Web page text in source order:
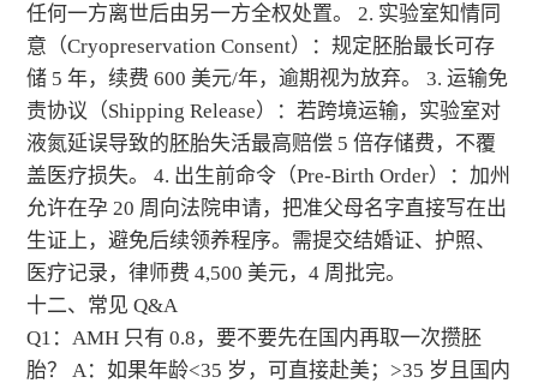
任何一方离世后由另一方全权处置。 2. 实验室知情同
意（Cryopreservation Consent）：规定胚胎最长可存
储 5 年，续费 600 美元/年，逾期视为放弃。 3. 运输免
责协议（Shipping Release）：若跨境运输，实验室对
液氮延误导致的胚胎失活最高赔偿 5 倍存储费，不覆
盖医疗损失。 4. 出生前命令（Pre-Birth Order）：加州
允许在孕 20 周向法院申请，把准父母名字直接写在出
生证上，避免后续领养程序。需提交结婚证、护照、
医疗记录，律师费 4,500 美元，4 周批完。
十二、常见 Q&A
Q1：AMH 只有 0.8，要不要先在国内再取一次攒胚
胎？ A：如果年龄<35 岁，可直接赴美；>35 岁且国内